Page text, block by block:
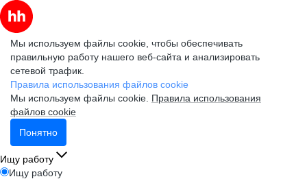
Мы используем файлы cookie, чтобы обеспечивать
правильную работу нашего веб-сайта и анализировать
сетевой трафик.
Правила использования файлов cookie
Мы используем файлы cookie. Правила использования
файлов cookie
Понятно
Ищу работу
Ищу работу